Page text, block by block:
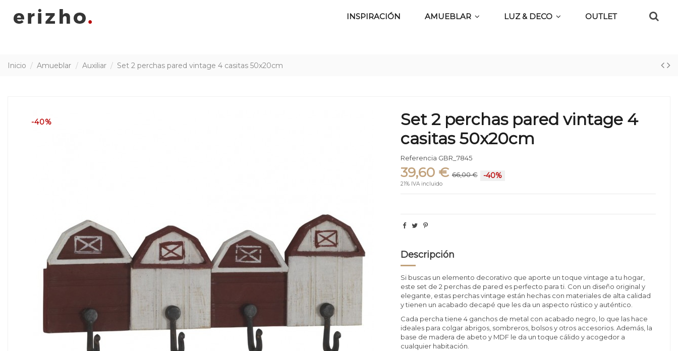
INSPIRACIÓN AMUEBLAR LUZ & DECO OUTLET
Inicio Amueblar Auxiliar Set 2 perchas pared vintage 4 casitas 50x20cm
-40%
Set 2 perchas pared vintage 4
casitas 50x20cm
Referencia GBR_7845
39,60 € 66,00 € -40%
21% IVA incluido
Descripción
Si buscas un elemento decorativo que aporte un toque vintage a tu hogar,
este set de 2 perchas de pared es perfecto para ti. Con un diseño original y
elegante, estas perchas vintage están hechas con materiales de alta calidad
y tienen un acabado decapé que les da un aspecto rústico y auténtico.
Cada percha tiene 4 ganchos de metal con acabado negro, lo que las hace
ideales para colgar abrigos, sombreros, bolsos y otros accesorios. Además, la
base de madera de abeto y MDF le da un toque cálido y acogedor a
cualquier habitación.